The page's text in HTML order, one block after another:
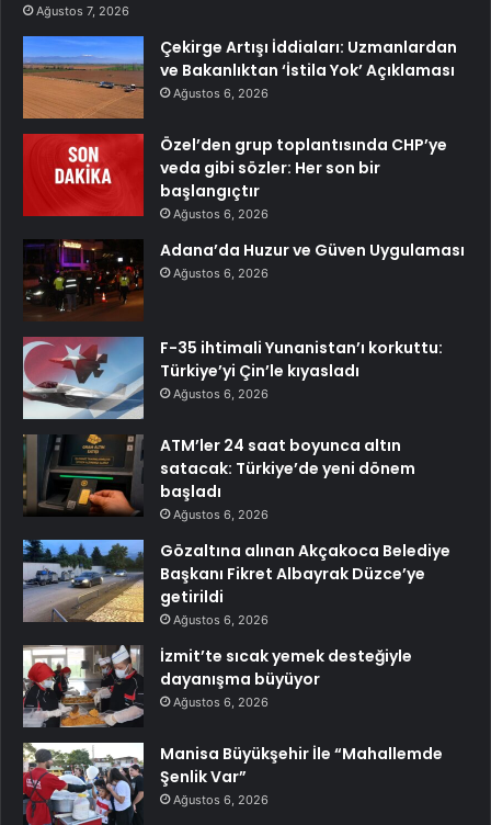
Ağustos 7, 2026
Çekirge Artışı İddiaları: Uzmanlardan
ve Bakanlıktan ‘İstila Yok’ Açıklaması
Ağustos 6, 2026
Özel’den grup toplantısında CHP’ye
veda gibi sözler: Her son bir
başlangıçtır
Ağustos 6, 2026
Adana’da Huzur ve Güven Uygulaması
Ağustos 6, 2026
F-35 ihtimali Yunanistan’ı korkuttu:
Türkiye’yi Çin’le kıyasladı
Ağustos 6, 2026
ATM’ler 24 saat boyunca altın
satacak: Türkiye’de yeni dönem
başladı
Ağustos 6, 2026
Gözaltına alınan Akçakoca Belediye
Başkanı Fikret Albayrak Düzce’ye
getirildi
Ağustos 6, 2026
İzmit’te sıcak yemek desteğiyle
dayanışma büyüyor
Ağustos 6, 2026
Manisa Büyükşehir İle “Mahallemde
Şenlik Var”
Ağustos 6, 2026